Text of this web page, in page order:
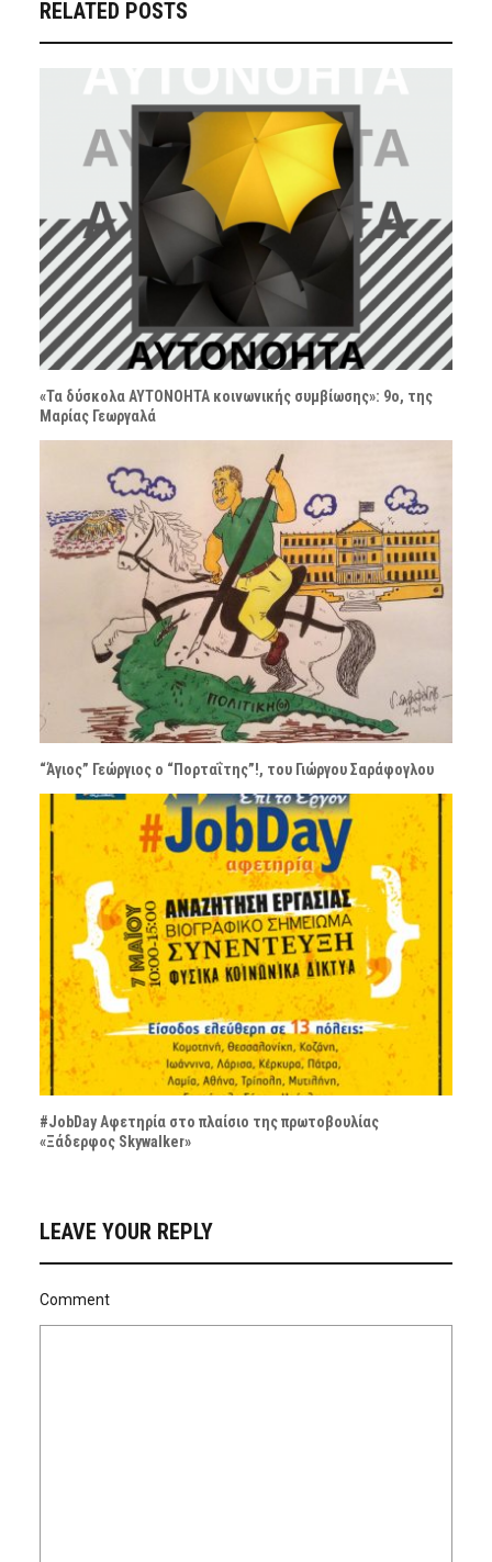
RELATED POSTS
«Τα δύσκολα ΑΥΤΟΝΟΗΤΑ κοινωνικής συμβίωσης»: 9ο, της
Μαρίας Γεωργαλά
“Άγιος” Γεώργιος ο “Πορταΐτης”!, του Γιώργου Σαράφογλου
#JobDay Αφετηρία στο πλαίσιο της πρωτοβουλίας
«Ξάδερφος Skywalker»
LEAVE YOUR REPLY
Comment